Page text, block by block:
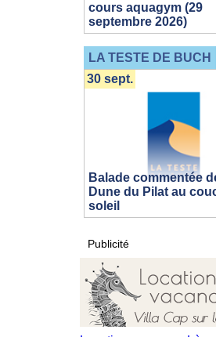
cours aquagym (29
septembre 2026)
LA TESTE DE BUCH
Balade commentée
Dune du Pilat au
soleil
30 sept.
Publicité